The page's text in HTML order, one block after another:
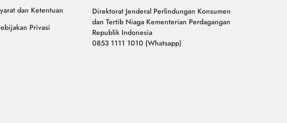
dan Ketentuan
Privasi
Direktorat Jenderal Perlindungan Konsumen
dan Tertib Niaga Kementerian Perdagangan
Republik Indonesia
0853 1111 1010 (Whatsapp)